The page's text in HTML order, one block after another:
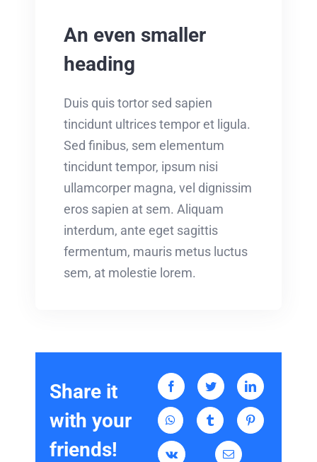
An even smaller
heading
Duis quis tortor sed sapien
tincidunt ultrices tempor et ligula.
Sed finibus, sem elementum
tincidunt tempor, ipsum nisi
ullamcorper magna, vel dignissim
eros sapien at sem. Aliquam
interdum, ante eget sagittis
fermentum, mauris metus luctus
sem, at molestie lorem.
Share it
with your
friends!